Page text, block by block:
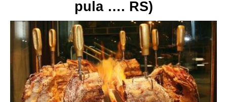
pula …. RS)